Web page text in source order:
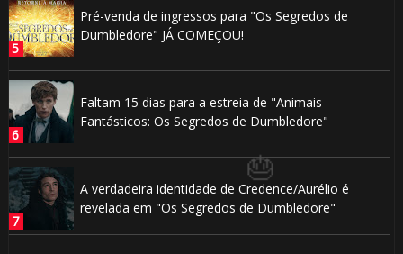
Pré-venda de ingressos para "Os Segredos de
Dumbledore" JÁ COMEÇOU!
Faltam 15 dias para a estreia de "Animais
Fantásticos: Os Segredos de Dumbledore"
A verdadeira identidade de Credence/Aurélio é
revelada em "Os Segredos de Dumbledore"
1️⃣ 8️⃣
⚡
⚡